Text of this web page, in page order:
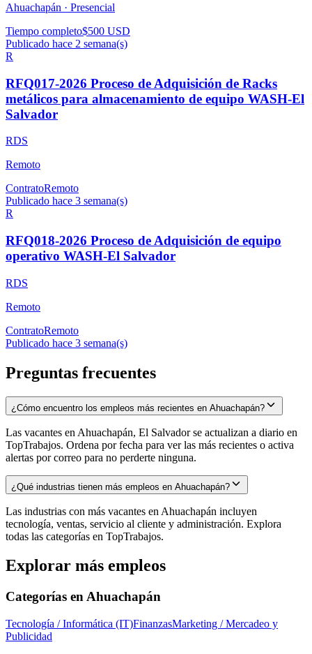
Ahuachapán · Presencial
Tiempo completo$500 USD
Publicado hace 2 semana(s)
R
RFQ017-2026 Proceso de Adquisición de Racks
metálicos para almacenamiento de equipo WASH-El
Salvador
RDS
Remoto
ContratoRemoto
Publicado hace 3 semana(s)
R
RFQ018-2026 Proceso de Adquisición de equipo
operativo WASH-El Salvador
RDS
Remoto
ContratoRemoto
Publicado hace 3 semana(s)
Preguntas frecuentes
¿Cómo encuentro los empleos más recientes en Ahuachapán?
Las vacantes en Ahuachapán, El Salvador se actualizan a diario en
TopTrabajos. Ordena por fecha para ver las más recientes o activa
alertas por correo para no perderte ninguna.
¿Qué industrias tienen más empleos en Ahuachapán?
Las industrias con más vacantes en Ahuachapán incluyen
tecnología, ventas, servicio al cliente y administración. Explora
todas las categorías en TopTrabajos.
Explorar más empleos
Categorías enAhuachapán
Tecnología / Informática (IT)FinanzasMarketing / Mercadeo y
Publicidad